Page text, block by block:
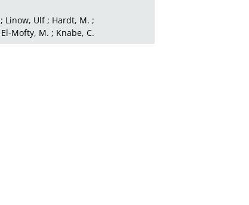
; Linow, Ulf; Hardt, M. ;
El-Mofty, M. ; Knabe, C.